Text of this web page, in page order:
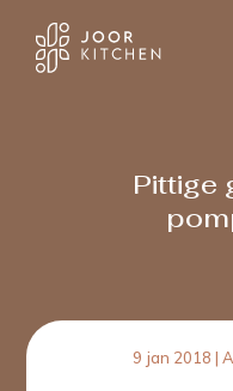
Pittige
9 jan 2018 |